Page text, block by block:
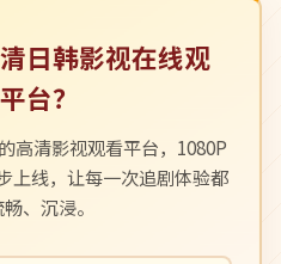
日韩影视在线观
台？
高清影视观看平台，1080P
上线，让每一次追剧体验都
、沉浸。